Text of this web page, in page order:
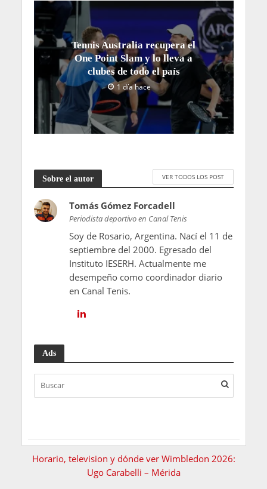
Tennis Australia recupera el
One Point Slam y lo lleva a
clubes de todo el país
1 día hace
Sobre el autor VER TODOS LOS POST
Tomás Gómez Forcadell
Periodista deportivo en Canal Tenis
Soy de Rosario, Argentina. Nací el 11 de
septiembre del 2000. Egresado del
Instituto IESERH. Actualmente me
desempeño como coordinador diario
en Canal Tenis.
Ads
Horario, television y dónde ver Wimbledon 2026:
Ugo Carabelli – Mérida